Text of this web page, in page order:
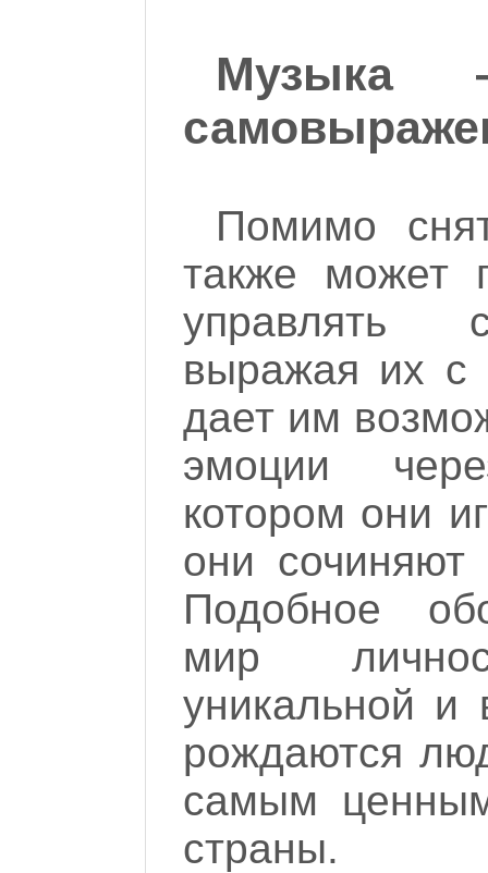
Помимо
также может
управлять
выражая их
дает им
эмоции
котором они
они сочиняют
Подобное
мир
уникальной и
рождаются
самым
страны.